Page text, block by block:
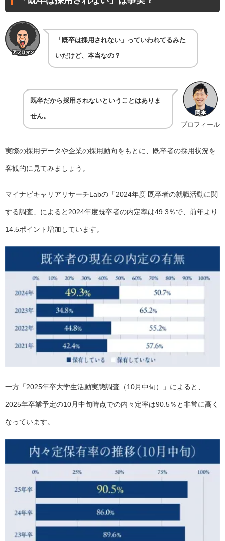
「既卒は採用されない」っていわれてるみた
いだけど、本当なの？
プロフィール
既卒だから採用されないということはありま
せん。
実際の採用データや企業の採用動向をもとに、既卒者の採用状況を
客観的に見てみましょう。
マイナビキャリアリサーチLabの「2024年度 既卒者の就職活動に関
する調査」によると2024年度既卒者の内定率は49.3％で、前年より
14.5ポイント増加しています。
一方「2025年卒大学生活動実態調査（10月中旬）」によると、
2025年卒業予定の10月中旬時点での内々定率は90.5％と非常に高く
なっています。